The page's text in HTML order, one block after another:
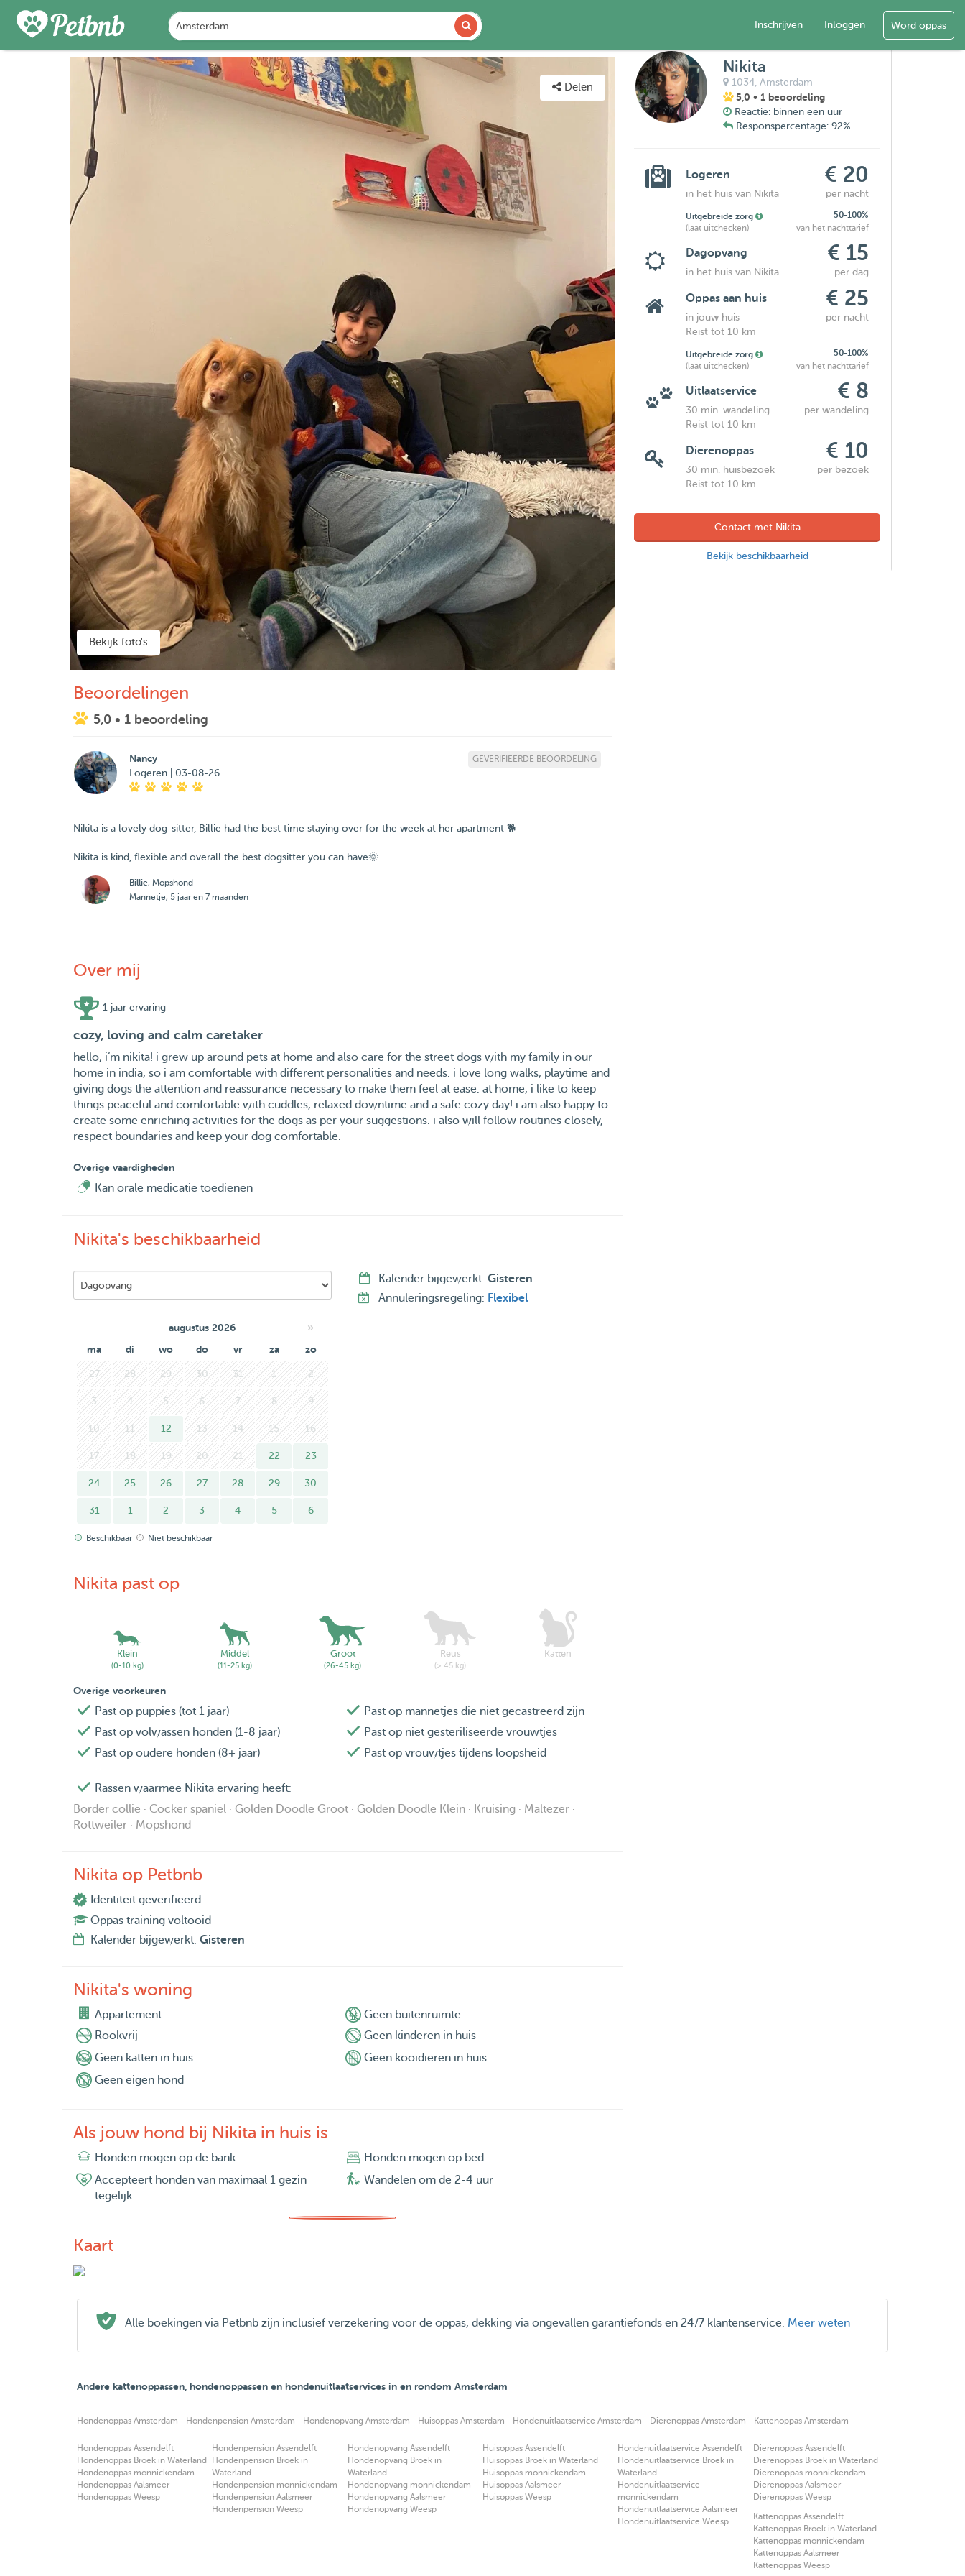
Inschrijven Inloggen Word oppas
FOTO'S BEOORDELINGEN DETAILS KAART
Delen
Bekijk foto's
Beoordelingen
5,0 • 1 beoordeling
Nancy
Logeren | 03-08-26
GEVERIFIEERDE BEOORDELING
Nikita is a lovely dog-sitter, Billie had the best time staying over for the week at her apartment 🐕
Nikita is kind, flexible and overall the best dogsitter you can have🌞
Billie, Mopshond
Mannetje, 5 jaar en 7 maanden
Over mij
1 jaar ervaring
cozy, loving and calm caretaker
hello, i’m nikita! i grew up around pets at home and also care for the street dogs with my family in our
home in india, so i am comfortable with different personalities and needs. i love long walks, playtime and
giving dogs the attention and reassurance necessary to make them feel at ease. at home, i like to keep
things peaceful and comfortable with cuddles, relaxed downtime and a safe cozy day! i am also happy to
create some enriching activities for the dogs as per your suggestions. i also will follow routines closely,
respect boundaries and keep your dog comfortable.
Overige vaardigheden
Kan orale medicatie toedienen
Nikita's beschikbaarheid
augustus 2026 »
ma di wo do vr za zo
27 28 29 30 31 1 2
3 4 5 6 7 8 9
10 11 12 13 14 15 16
17 18 19 20 21 22 23
24 25 26 27 28 29 30
31 1 2 3 4 5 6
Beschikbaar Niet beschikbaar
Kalender bijgewerkt: Gisteren
Annuleringsregeling: Flexibel
Nikita past op
Klein
(0-10 kg)
Middel
(11-25 kg)
Groot
(26-45 kg)
Reus
(> 45 kg)
Katten
Overige voorkeuren
Past op puppies (tot 1 jaar)
Past op volwassen honden (1-8 jaar)
Past op oudere honden (8+ jaar)
Past op mannetjes die niet gecastreerd zijn
Past op niet gesteriliseerde vrouwtjes
Past op vrouwtjes tijdens loopsheid
Rassen waarmee Nikita ervaring heeft:
Border collie · Cocker spaniel · Golden Doodle Groot · Golden Doodle Klein · Kruising · Maltezer ·
Rottweiler · Mopshond
Nikita op Petbnb
Identiteit geverifieerd
Oppas training voltooid
Kalender bijgewerkt: Gisteren
Nikita's woning
Appartement
Geen buitenruimte
Rookvrij
Geen kinderen in huis
Geen katten in huis
Geen kooidieren in huis
Geen eigen hond
Als jouw hond bij Nikita in huis is
Honden mogen op de bank
Honden mogen op bed
Accepteert honden van maximaal 1 gezin
tegelijk
Wandelen om de 2-4 uur
Kaart
Nikita
1034,Amsterdam
5,0 • 1 beoordeling
Reactie: binnen een uur
Responspercentage: 92%
Logeren € 20
in het huis van Nikita per nacht
Uitgebreide zorg
50-100%
(laat uitchecken)
van het nachttarief
Dagopvang € 15
in het huis van Nikita per dag
Oppas aan huis € 25
in jouw huis
per nacht
Reist tot 10 km
Uitgebreide zorg
50-100%
(laat uitchecken)
van het nachttarief
Uitlaatservice € 8
30 min. wandeling
per wandeling
Reist tot 10 km
Dierenoppas € 10
30 min. huisbezoek
per bezoek
Reist tot 10 km
Contact met Nikita
Bekijk beschikbaarheid
Alle boekingen via Petbnb zijn inclusief verzekering voor de oppas, dekking via ongevallen garantiefonds en 24/7 klantenservice. Meer weten
Andere kattenoppassen, hondenoppassen en hondenuitlaatservices in en rondom Amsterdam
Hondenoppas Amsterdam · Hondenpension Amsterdam · Hondenopvang Amsterdam · Huisoppas Amsterdam · Hondenuitlaatservice Amsterdam · Dierenoppas Amsterdam · Kattenoppas Amsterdam
Hondenoppas Assendelft
Hondenoppas Broek in Waterland
Hondenoppas monnickendam
Hondenoppas Aalsmeer
Hondenoppas Weesp
Hondenpension Assendelft
Hondenpension Broek in
Waterland
Hondenpension monnickendam
Hondenpension Aalsmeer
Hondenpension Weesp
Hondenopvang Assendelft
Hondenopvang Broek in
Waterland
Hondenopvang monnickendam
Hondenopvang Aalsmeer
Hondenopvang Weesp
Huisoppas Assendelft
Huisoppas Broek in Waterland
Huisoppas monnickendam
Huisoppas Aalsmeer
Huisoppas Weesp
Hondenuitlaatservice Assendelft
Hondenuitlaatservice Broek in
Waterland
Hondenuitlaatservice
monnickendam
Hondenuitlaatservice Aalsmeer
Hondenuitlaatservice Weesp
Dierenoppas Assendelft
Dierenoppas Broek in Waterland
Dierenoppas monnickendam
Dierenoppas Aalsmeer
Dierenoppas Weesp
Kattenoppas Assendelft
Kattenoppas Broek in Waterland
Kattenoppas monnickendam
Kattenoppas Aalsmeer
Kattenoppas Weesp